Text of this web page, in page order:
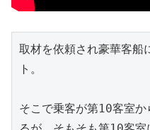
取材を依頼され豪華客船
ト。
そこで乗客が第10客室